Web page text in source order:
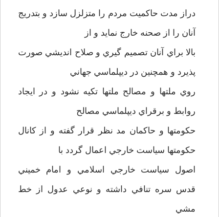
دراز مدت حاکميت مردم را متزلزل سازد و بتدريج
آنان را از صحنه خارج نمايد و از
بالا براي آنان تصميم گيري و صلاح انديشي صورت
پذيرد و همچنين در ديپلماسي جهاني
روي ملتها و مصالح ملتها تکيه نشود و در ايجاد
روابط و برقراي ديپلماسي مصالح
حکومتها و حاکمان مد نظر قرار گفته و از کانال
حکومتها سياست خارجي اعمال گردد با
اصول سياست خارجي اسلامي و امام خميني
قدس سره تنافي داشته و نوعي عدول از خط
مشي